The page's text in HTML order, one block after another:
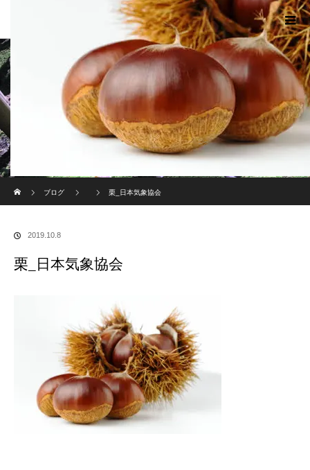
現代のサムライたちの時空間へ
ブログ
栗_日本気象協会
2019.10.8
栗_日本気象協会